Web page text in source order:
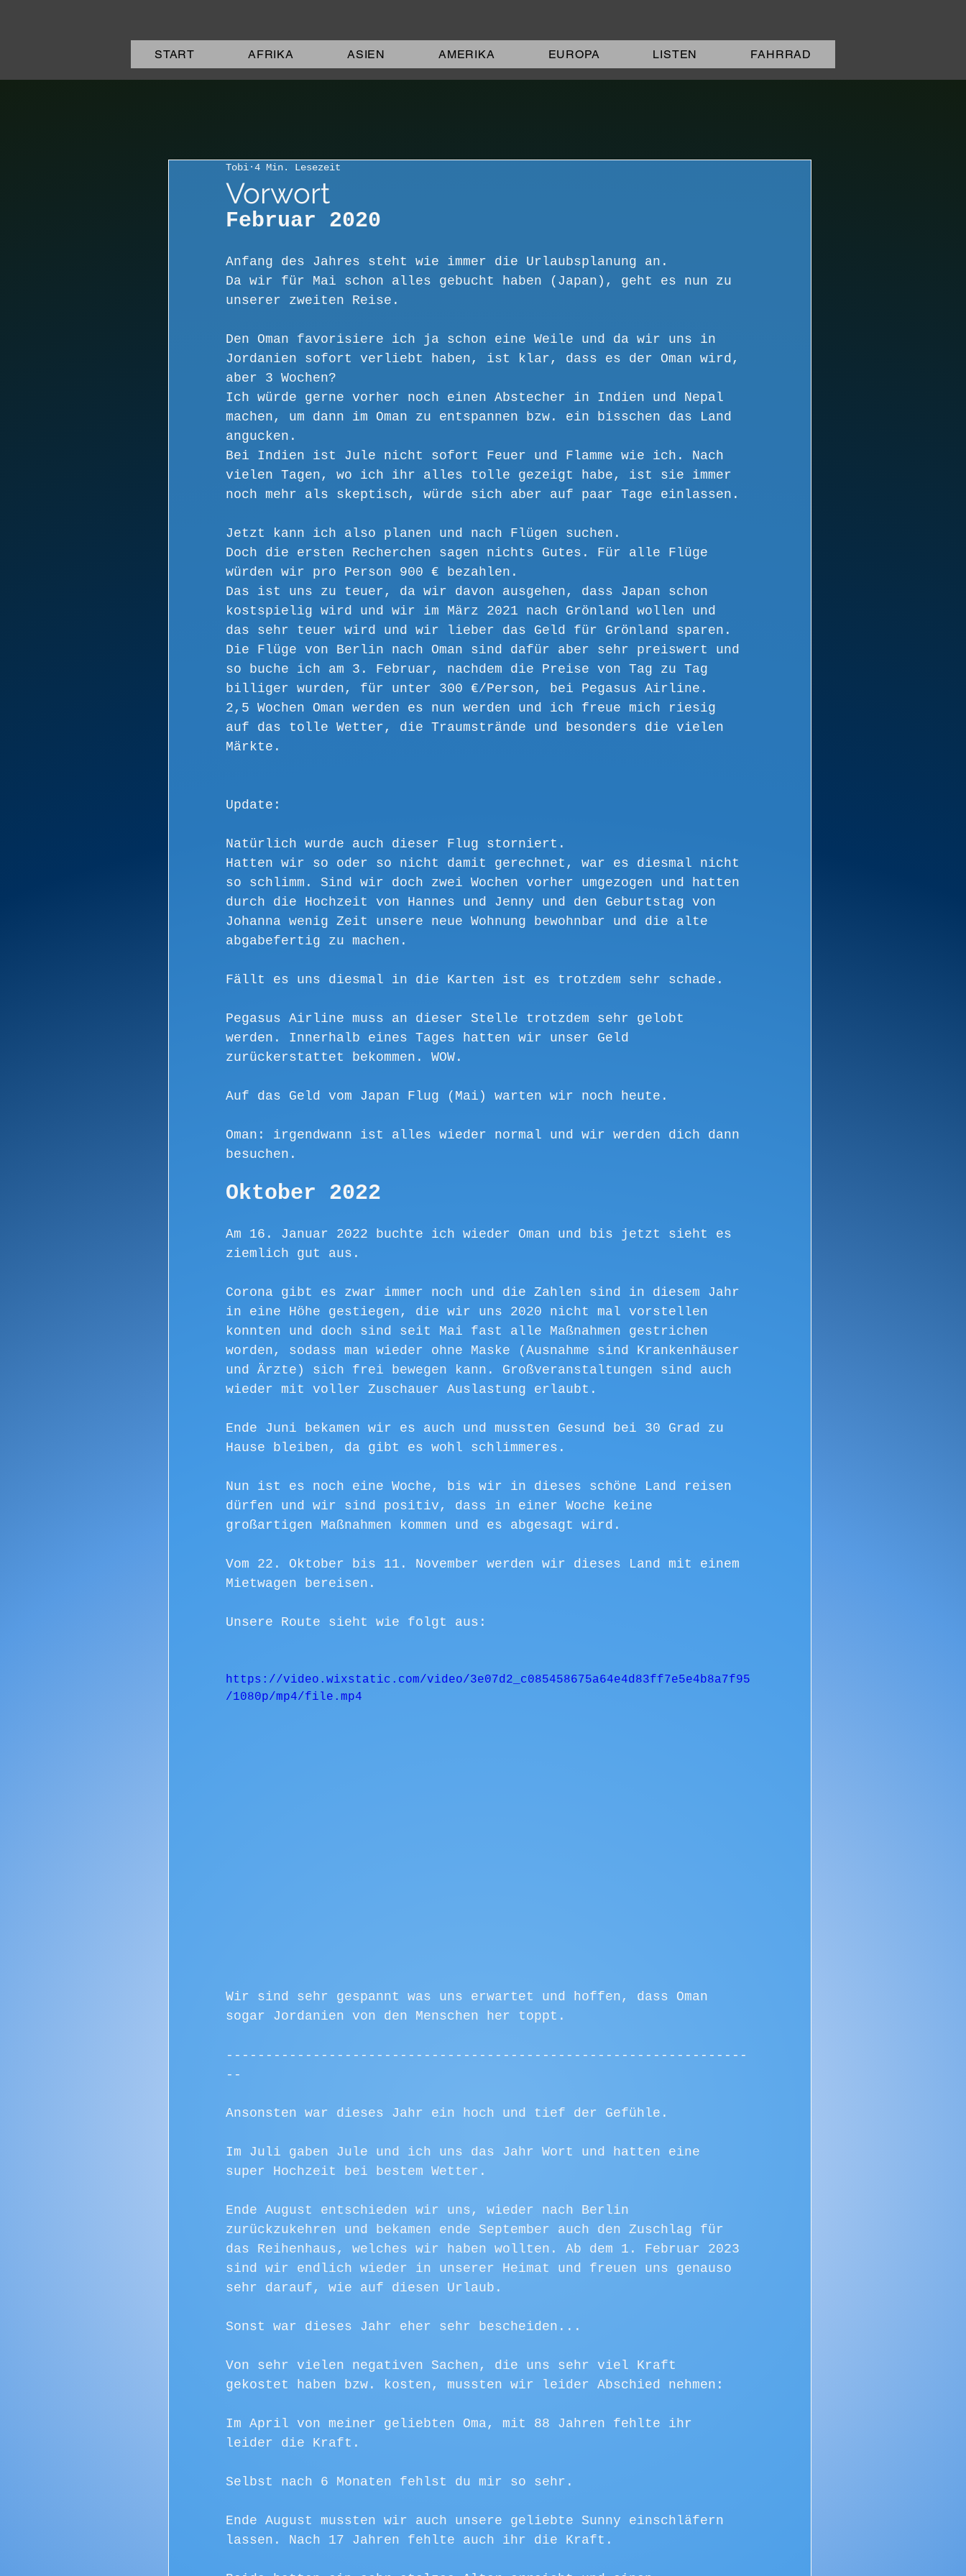
START AFRIKA ASIEN AMERIKA EUROPA LISTEN FAHRRAD
Vorwort
Tobi 4 Min. Lesezeit
Februar 2020
Anfang des Jahres steht wie immer die Urlaubsplanung an.
Da wir für Mai schon alles gebucht haben (Japan), geht es nun zu
unserer zweiten Reise.
Den Oman favorisiere ich ja schon eine Weile und da wir uns in
Jordanien sofort verliebt haben, ist klar, dass es der Oman wird,
aber 3 Wochen?
Ich würde gerne vorher noch einen Abstecher in Indien und Nepal
machen, um dann im Oman zu entspannen bzw. ein bisschen das Land
angucken.
Bei Indien ist Jule nicht sofort Feuer und Flamme wie ich. Nach
vielen Tagen, wo ich ihr alles tolle gezeigt habe, ist sie immer
noch mehr als skeptisch, würde sich aber auf paar Tage einlassen.
Jetzt kann ich also planen und nach Flügen suchen.
Doch die ersten Recherchen sagen nichts Gutes. Für alle Flüge
würden wir pro Person 900 € bezahlen.
Das ist uns zu teuer, da wir davon ausgehen, dass Japan schon
kostspielig wird und wir im März 2021 nach Grönland wollen und
das sehr teuer wird und wir lieber das Geld für Grönland sparen.
Die Flüge von Berlin nach Oman sind dafür aber sehr preiswert und
so buche ich am 3. Februar, nachdem die Preise von Tag zu Tag
billiger wurden, für unter 300 €/Person, bei Pegasus Airline.
2,5 Wochen Oman werden es nun werden und ich freue mich riesig
auf das tolle Wetter, die Traumstrände und besonders die vielen
Märkte.
Update:
Natürlich wurde auch dieser Flug storniert.
Hatten wir so oder so nicht damit gerechnet, war es diesmal nicht
so schlimm. Sind wir doch zwei Wochen vorher umgezogen und hatten
durch die Hochzeit von Hannes und Jenny und den Geburtstag von
Johanna wenig Zeit unsere neue Wohnung bewohnbar und die alte
abgabefertig zu machen.
Fällt es uns diesmal in die Karten ist es trotzdem sehr schade.
Pegasus Airline muss an dieser Stelle trotzdem sehr gelobt
werden. Innerhalb eines Tages hatten wir unser Geld
zurückerstattet bekommen. WOW.
Auf das Geld vom Japan Flug (Mai) warten wir noch heute.
Oman: irgendwann ist alles wieder normal und wir werden dich dann
besuchen.
Oktober 2022
Am 16. Januar 2022 buchte ich wieder Oman und bis jetzt sieht es
ziemlich gut aus.
Corona gibt es zwar immer noch und die Zahlen sind in diesem Jahr
in eine Höhe gestiegen, die wir uns 2020 nicht mal vorstellen
konnten und doch sind seit Mai fast alle Maßnahmen gestrichen
worden, sodass man wieder ohne Maske (Ausnahme sind Krankenhäuser
und Ärzte) sich frei bewegen kann. Großveranstaltungen sind auch
wieder mit voller Zuschauer Auslastung erlaubt.
Ende Juni bekamen wir es auch und mussten Gesund bei 30 Grad zu
Hause bleiben, da gibt es wohl schlimmeres.
Nun ist es noch eine Woche, bis wir in dieses schöne Land reisen
dürfen und wir sind positiv, dass in einer Woche keine
großartigen Maßnahmen kommen und es abgesagt wird.
Vom 22. Oktober bis 11. November werden wir dieses Land mit einem
Mietwagen bereisen.
Unsere Route sieht wie folgt aus:
https://video.wixstatic.com/video/3e07d2_c085458675a64e4d83ff7e5e4b8a7f95
/1080p/mp4/file.mp4
Wir sind sehr gespannt was uns erwartet und hoffen, dass Oman
sogar Jordanien von den Menschen her toppt.
------------------------------------------------------------------
--
Ansonsten war dieses Jahr ein hoch und tief der Gefühle.
Im Juli gaben Jule und ich uns das Jahr Wort und hatten eine
super Hochzeit bei bestem Wetter.
Ende August entschieden wir uns, wieder nach Berlin
zurückzukehren und bekamen ende September auch den Zuschlag für
das Reihenhaus, welches wir haben wollten. Ab dem 1. Februar 2023
sind wir endlich wieder in unserer Heimat und freuen uns genauso
sehr darauf, wie auf diesen Urlaub.
Sonst war dieses Jahr eher sehr bescheiden...
Von sehr vielen negativen Sachen, die uns sehr viel Kraft
gekostet haben bzw. kosten, mussten wir leider Abschied nehmen:
Im April von meiner geliebten Oma, mit 88 Jahren fehlte ihr
leider die Kraft.
Selbst nach 6 Monaten fehlst du mir so sehr.
Ende August mussten wir auch unsere geliebte Sunny einschläfern
lassen. Nach 17 Jahren fehlte auch ihr die Kraft.